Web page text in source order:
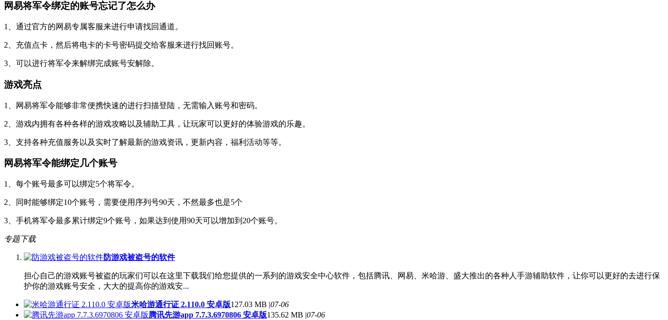
网易将军令绑定的账号忘记了怎么办
1、通过官方的网易专属客服来进行申请找回通道。
2、充值点卡，然后将电卡的卡号密码提交给客服来进行找回账号。
3、可以进行将军令来解绑完成账号安解除。
游戏亮点
1、网易将军令能够非常便携快速的进行扫描登陆，无需输入账号和密码。
2、游戏内拥有各种各样的游戏攻略以及辅助工具，让玩家可以更好的体验游戏的乐趣。
3、支持各种充值服务以及实时了解最新的游戏资讯，更新内容，福利活动等等。
网易将军令能绑定几个账号
1、每个账号最多可以绑定5个将军令。
2、同时能够绑定10个账号，需要使用序列号90天，不然最多也是5个
3、手机将军令最多累计绑定9个账号，如果达到使用90天可以增加到20个账号。
专题下载
防游戏被盗号的软件
担心自己的游戏账号被盗的玩家们可以在这里下载我们给您提供的一系列的游戏安全中心软件，包括腾讯、网易、米哈游、盛大推出的各种人手游辅助软件，让你可以更好的去进行保
护你的游戏账号安全，大大的提高你的游戏安...
米哈游通行证 2.110.0 安卓版127.03 MB |07-06
腾讯先游app 7.7.3.6970806 安卓版135.62 MB |07-06